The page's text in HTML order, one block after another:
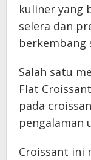
kuliner yang
selera dan
berkembang
Salah satu
Flat
pada
pengalaman
Croissant ini